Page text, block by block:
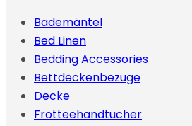
Bademäntel
Bed Linen
Bedding Accessories
Bettdeckenbezuge
Decke
Frotteehandtücher